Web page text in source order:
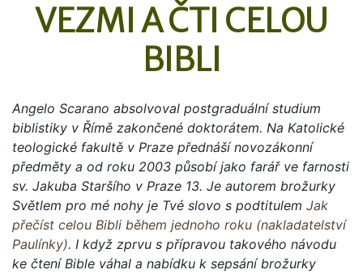
VEZMI A ČTI CELOU
BIBLI
Angelo Scarano absolvoval postgraduální studium
biblistiky v Římě zakončené doktorátem. Na Katolické
teologické fakultě v Praze přednáší novozákonní
předměty a od roku 2003 působí jako farář ve farnosti
sv. Jakuba Staršího v Praze 13. Je autorem brožurky
Světlem pro mé nohy je Tvé slovo s podtitulem Jak
přečíst celou Bibli během jednoho roku (nakladatelství
Paulínky). I když zprvu s přípravou takového návodu
ke čtení Bible váhal a nabídku k sepsání brožurky